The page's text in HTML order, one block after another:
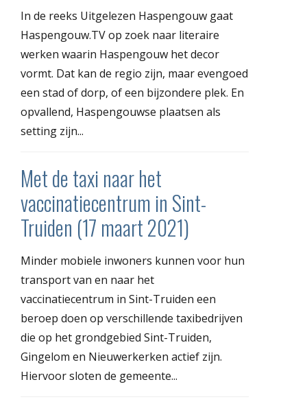
In de reeks Uitgelezen Haspengouw gaat
Haspengouw.TV op zoek naar literaire
werken waarin Haspengouw het decor
vormt. Dat kan de regio zijn, maar evengoed
een stad of dorp, of een bijzondere plek. En
opvallend, Haspengouwse plaatsen als
setting zijn...
Met de taxi naar het
vaccinatiecentrum in Sint-
Truiden (17 maart 2021)
Minder mobiele inwoners kunnen voor hun
transport van en naar het
vaccinatiecentrum in Sint-Truiden een
beroep doen op verschillende taxibedrijven
die op het grondgebied Sint-Truiden,
Gingelom en Nieuwerkerken actief zijn.
Hiervoor sloten de gemeente...